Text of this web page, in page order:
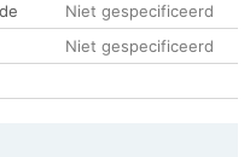
Niet gespecificeerd
Niet gespecificeerd